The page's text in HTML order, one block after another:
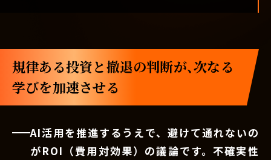
規律ある投資と撤退の判断が、次なる
学びを加速させる
AI活用を推進するうえで、避けて通れないの
がROI（費用対効果）の議論です。不確実性